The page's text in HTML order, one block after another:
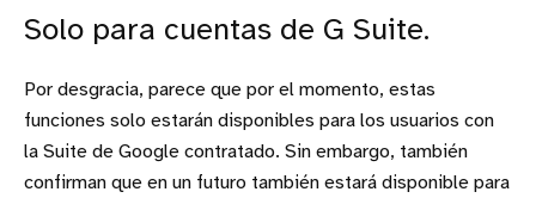
Solo para cuentas de G Suite.
Por desgracia, parece que por el momento, estas
funciones solo estarán disponibles para los usuarios con
la Suite de Google contratado. Sin embargo, también
confirman que en un futuro también estará disponible para